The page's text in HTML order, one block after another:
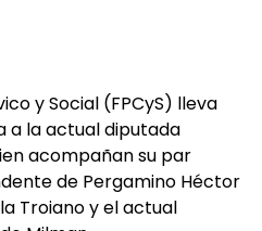
y Social (FPCyS) lleva
a la actual diputada
acompañan su par
de Pergamino Héctor
Troiano y el actual